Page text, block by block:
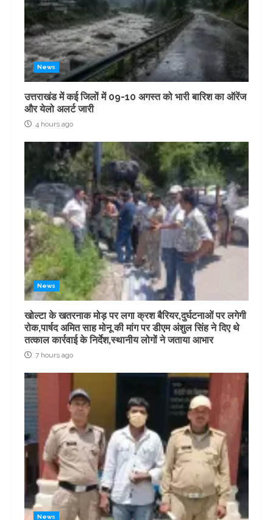
News
उत्तराखंड में कई जिलों में 09-10 अगस्त को भारी बारिश का ऑरेंज
और येलो अलर्ट जारी
4 hours ago
News
खोल्टा के खतरनाक मोड़ पर लगा क्रश बैरियर,दुर्घटनाओं पर लगेगी
रोक,पार्षद अमित साह मोनू की मांग पर डीएम अंशुल सिंह ने दिए थे
तत्काल कार्रवाई के निर्देश,स्थानीय लोगों ने जताया आभार
7 hours ago
News